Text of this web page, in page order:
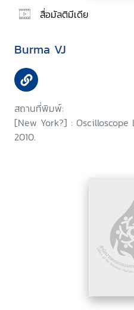
สื่อมัลติมีเดีย
Burma VJ
สถานที่พิมพ์:
[New York?] : Oscilloscope
2010.